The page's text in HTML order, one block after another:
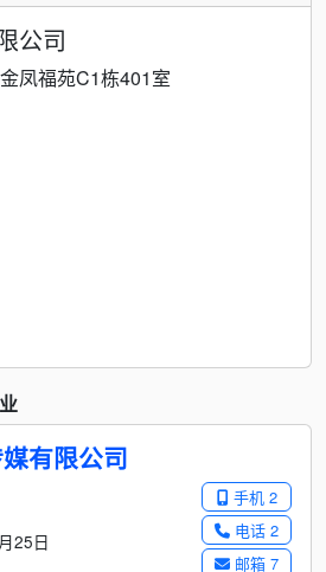
公司
凤福苑C1栋401室
有限公司
手机 2
电话 2
邮箱 7
25日